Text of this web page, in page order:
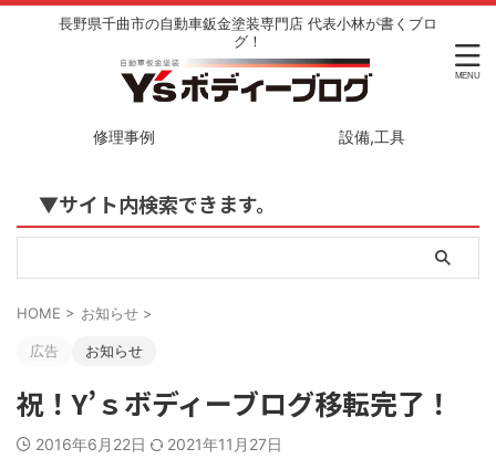
長野県千曲市の自動車鈑金塗装専門店 代表小林が書くブロ
グ！
修理事例 設備,工具
▼サイト内検索できます。
HOME > お知らせ >
広告 お知らせ
祝！Y’ｓボディーブログ移転完了！
2016年6月22日 2021年11月27日